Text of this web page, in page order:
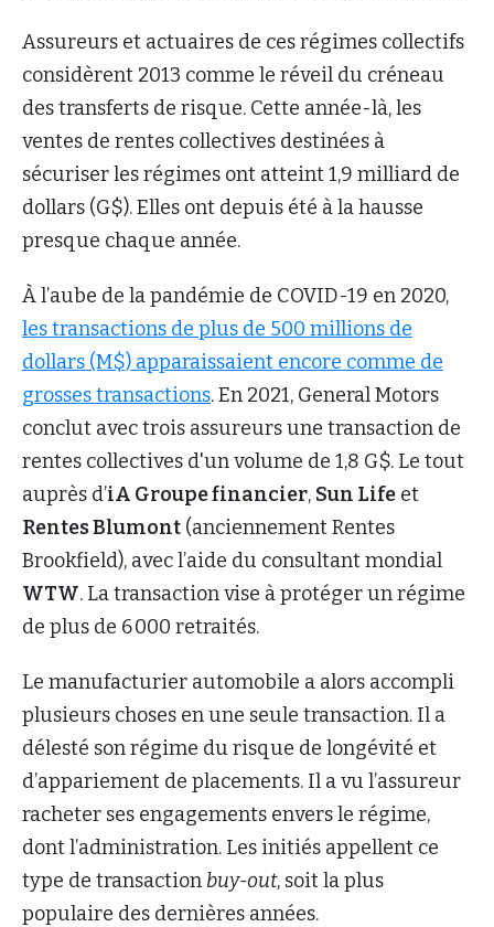
Assureurs et actuaires de ces régimes collectifs
considèrent 2013 comme le réveil du créneau
des transferts de risque. Cette année-là, les
ventes de rentes collectives destinées à
sécuriser les régimes ont atteint 1,9 milliard de
dollars (G$). Elles ont depuis été à la hausse
presque chaque année.
À l’aube de la pandémie de COVID-19 en 2020,
les transactions de plus de 500 millions de
dollars (M$) apparaissaient encore comme de
grosses transactions. En 2021, General Motors
conclut avec trois assureurs une transaction de
rentes collectives d'un volume de 1,8 G$. Le tout
auprès d’iA Groupe financier, Sun Life et
Rentes Blumont (anciennement Rentes
Brookfield), avec l’aide du consultant mondial
WTW. La transaction vise à protéger un régime
de plus de 6 000 retraités.
Le manufacturier automobile a alors accompli
plusieurs choses en une seule transaction. Il a
délesté son régime du risque de longévité et
d’appariement de placements. Il a vu l’assureur
racheter ses engagements envers le régime,
dont l’administration. Les initiés appellent ce
type de transaction buy-out, soit la plus
populaire des dernières années.